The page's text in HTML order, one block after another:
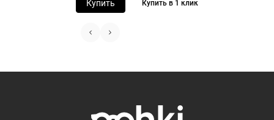
Выберите способ оплаты «Долями»
Оплатите покупку целиком через
Купить Купить в 1 клик